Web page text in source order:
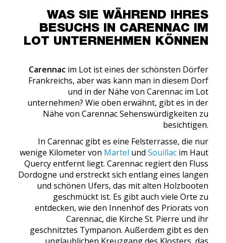
WAS SIE WÄHREND IHRES
BESUCHS IN CARENNAC IM
LOT UNTERNEHMEN KÖNNEN
Carennac im Lot ist eines der schönsten Dörfer
Frankreichs, aber was kann man in diesem Dorf
und in der Nähe von Carennac im Lot
unternehmen? Wie oben erwähnt, gibt es in der
Nähe von Carennac Sehenswürdigkeiten zu
besichtigen.
In Carennac gibt es eine Felsterrasse, die nur
wenige Kilometer von Martel und Souillac im Haut
Quercy entfernt liegt. Carennac regiert den Fluss
Dordogne und erstreckt sich entlang eines langen
und schönen Ufers, das mit alten Holzbooten
geschmückt ist. Es gibt auch viele Orte zu
entdecken, wie den Innenhof des Priorats von
Carennac, die Kirche St. Pierre und ihr
geschnitztes Tympanon. Außerdem gibt es den